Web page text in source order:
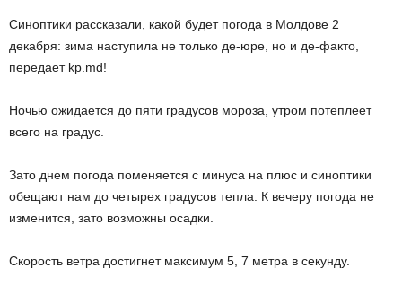
Синоптики рассказали, какой будет погода в Молдове 2
декабря: зима наступила не только де-юре, но и де-факто,
передает kp.md!
Ночью ожидается до пяти градусов мороза , утром потеплеет
всего на градус.
Зато днем погода поменяется с минуса на плюс и синоптики
обещают нам до четырех градусов тепла. К вечеру погода не
изменится, зато возможны осадки.
Скорость ветра достигнет максимум 5, 7 метра в секунду.